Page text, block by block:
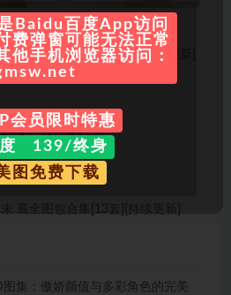
更新]
写真美图合集[43套][持续更新]
写真合集70套
图集：傲娇颜值与多彩角色的完美
Baidu百度App访问
费弹窗可能无法正常
他手机浏览器访问：
会员限时特惠
139/终身
图免费下载